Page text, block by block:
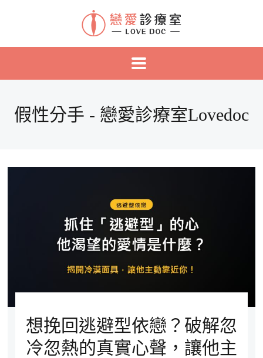
假性分手 - 戀愛診療室Lovedoc
想挽回逃避型依戀？破解忽
冷忽熱的真實心聲，讓他主